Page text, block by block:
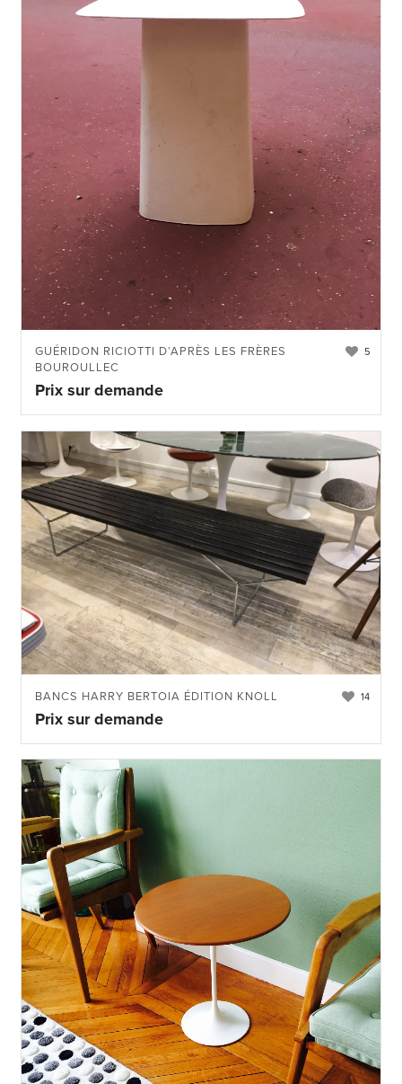
5
GUÉRIDON RICIOTTI D’APRÈS LES FRÈRES
BOUROULLEC
Prix sur demande
14
BANCS HARRY BERTOIA ÉDITION KNOLL
Prix sur demande